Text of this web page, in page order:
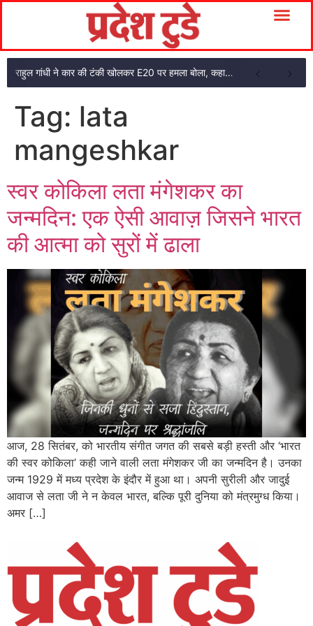
राहुल गांधी ने कार की टंकी खोलकर E20 पर हमला बोला, कहा- पूरी दाल ही काली है
Tag: lata
mangeshkar
स्वर कोकिला लता मंगेशकर का
जन्मदिन: एक ऐसी आवाज़ जिसने भारत
की आत्मा को सुरों में ढाला
आज, 28 सितंबर, को भारतीय संगीत जगत की सबसे बड़ी हस्ती और ‘भारत
की स्वर कोकिला’ कही जाने वाली लता मंगेशकर जी का जन्मदिन है। उनका
जन्म 1929 में मध्य प्रदेश के इंदौर में हुआ था। अपनी सुरीली और जादुई
आवाज से लता जी ने न केवल भारत, बल्कि पूरी दुनिया को मंत्रमुग्ध किया।
अमर […]